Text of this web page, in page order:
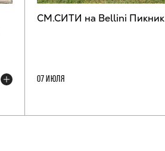
СМ.СИТИ на Bellini Пикник
07 ИЮЛЯ